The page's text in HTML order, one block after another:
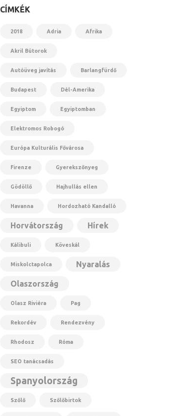
CÍMKÉK
2018 Adria Afrika
Akril Bútorok
Autóüveg javítás Barlangfürdő
Budapest Dél-Amerika
Egyiptom Egyiptomban
Elektromos Robogó
Európa Kulturális Fővárosa
Firenze Gyerekszőnyeg
Gödöllő Hajhullás ellen
Havanna Hordozható Kandalló
Horvátország Hírek
Kálibuli Köveskál
Miskolctapolca Nyaralás
Olaszország
Olasz Riviéra Pag
Rekordév Rendezvény
Rhodosz Róma
SEO tanácsadás
Spanyolország
Szőlő Szőlőbirtok